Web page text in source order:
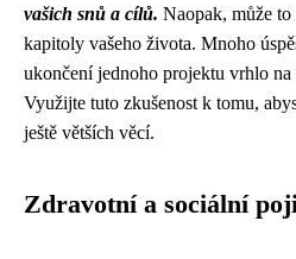
vašich snů a cílů. Naopak, může
kapitoly vašeho života. Mnoho
ukončení jednoho projektu vrhlo na
Využijte tuto zkušenost k tomu,
ještě větších věcí.
Zdravotní a sociální